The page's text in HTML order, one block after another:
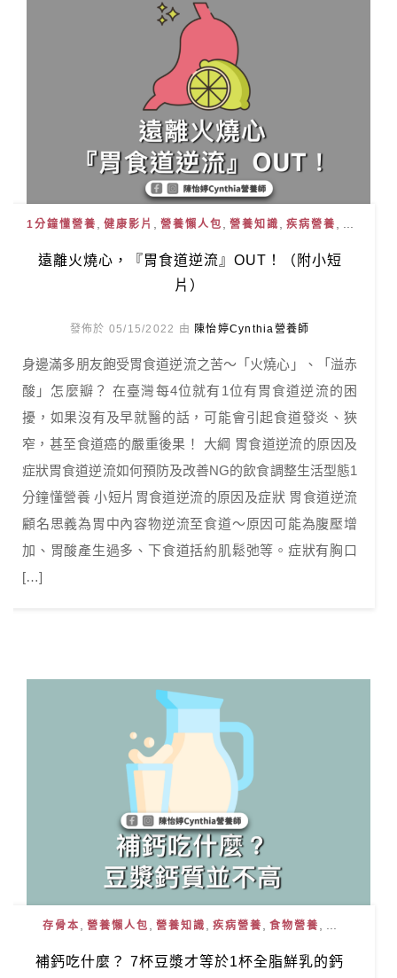
1分鐘懂營養 , 健康影片 , 營養懶人包 , 營養知識 , 疾病營養 , ...
遠離火燒心，『胃食道逆流』OUT！（附小短
片）
發佈於 05/15/2022 由 陳怡婷Cynthia營養師
身邊滿多朋友飽受胃食道逆流之苦～「火燒心」、「溢赤
酸」怎麼瓣？ 在臺灣每4位就有1位有胃食道逆流的困
擾，如果沒有及早就醫的話，可能會引起食道發炎、狹
窄，甚至食道癌的嚴重後果！ 大綱 胃食道逆流的原因及
症狀胃食道逆流如何預防及改善NG的飲食調整生活型態1
分鐘懂營養 小短片胃食道逆流的原因及症狀 胃食道逆流
顧名思義為胃中內容物逆流至食道～原因可能為腹壓增
加、胃酸產生過多、下食道括約肌鬆弛等。症狀有胸口
[…]
存骨本 營養懶人包 營養知識 疾病營養 食物營養
補鈣吃什麼？ 7杯豆漿才等於1杯全脂鮮乳的鈣